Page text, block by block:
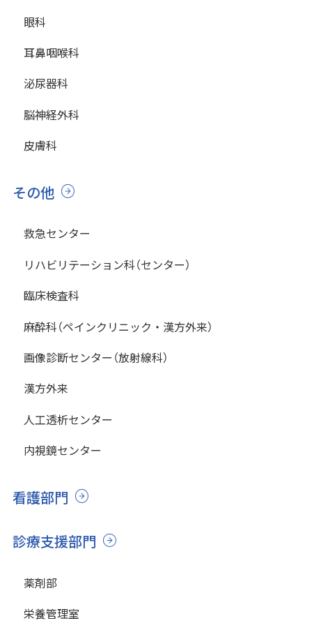
眼科
耳鼻咽喉科
泌尿器科
脳神経外科
皮膚科
その他
救急センター
リハビリテーション科（センター）
臨床検査科
麻酔科（ペインクリニック・漢方外来）
画像診断センター（放射線科）
漢方外来
人工透析センター
内視鏡センター
看護部門
診療支援部門
薬剤部
栄養管理室